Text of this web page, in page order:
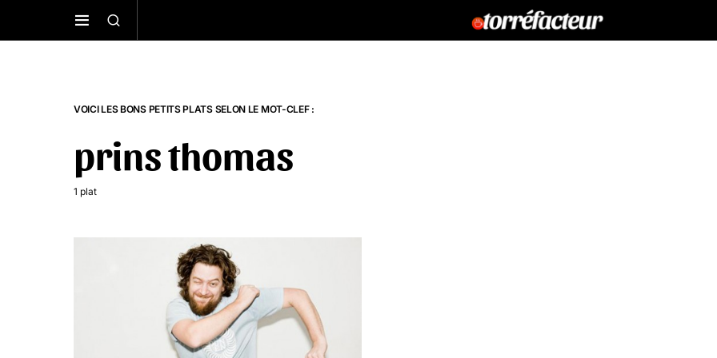
VOICI LES BONS PETITS PLATS SELON LE MOT-CLEF :
prins thomas
1 plat